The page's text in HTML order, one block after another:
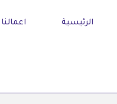
الرئيسية اعمالنا